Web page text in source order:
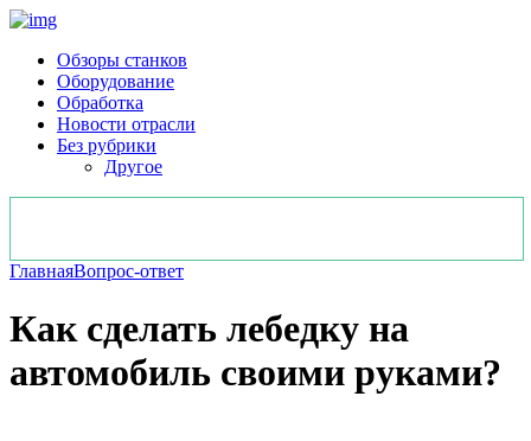
Обзоры станков
Оборудование
Обработка
Новости отрасли
Без рубрики
Другое
ГлавнаяВопрос-ответ
Как сделать лебедку на
автомобиль своими руками?